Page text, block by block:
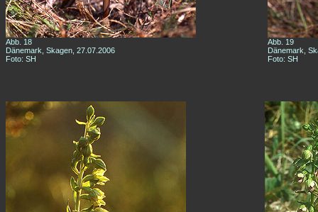
Abb. 18
Dänemark, Skagen, 27.07.2006
Foto: SH
Abb. 19
Dänemark,
Foto: SH